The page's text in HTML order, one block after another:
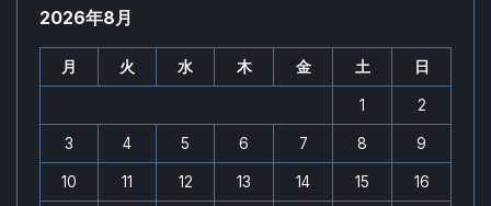
2026年8月
月 火 水 木 金 土 日
1 2
3 4 5 6 7 8 9
10 11 12 13 14 15 16